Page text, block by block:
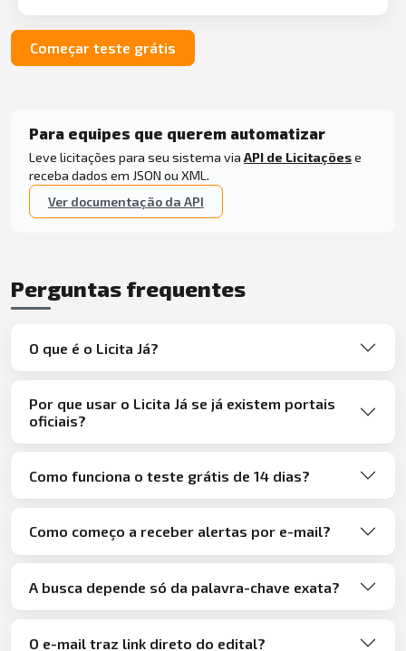
Começar teste grátis
Para equipes que querem automatizar
Leve licitações para seu sistema via API de Licitaçõese
receba dados em JSON ou XML.
Ver documentação da API
Perguntas frequentes
O que é o Licita Já?
Por que usar o Licita Já se já existem portais
oficiais?
Como funciona o teste grátis de 14 dias?
Como começo a receber alertas por e-mail?
A busca depende só da palavra-chave exata?
O e-mail traz link direto do edital?